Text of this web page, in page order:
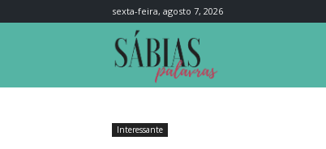
sexta-feira, agosto 7, 2026
Interessante